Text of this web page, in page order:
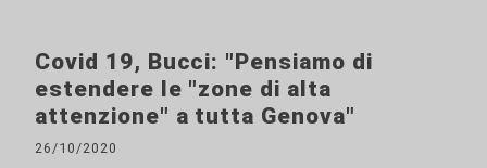
Covid 19, Bucci: "Pensiamo di
estendere le "zone di alta
attenzione" a tutta Genova"
26/10/2020